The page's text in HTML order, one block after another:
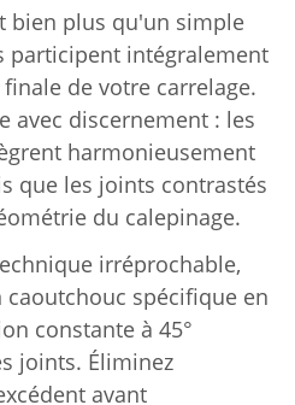
bien plus qu'un simple
participent intégralement
de votre carrelage.
avec discernement : les
harmonieusement
que les joints contrastés
du calepinage.
irréprochable,
spécifique en
constante à 45°
joints. Éliminez
avant